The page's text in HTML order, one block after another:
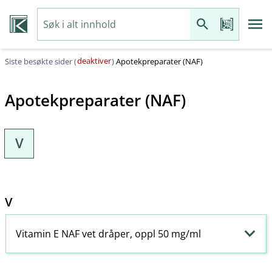
Siste besøkte sider (deaktiver)Apotekpreparater (NAF)
Apotekpreparater (NAF)
V
V
Vitamin E NAF vet dråper, oppl 50 mg/ml